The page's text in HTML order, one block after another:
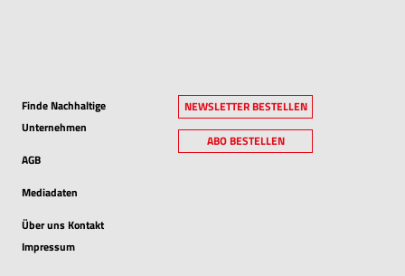
Finde Nachhaltige
Unternehmen
AGB
Mediadaten
Über uns Kontakt
Impressum
NEWSLETTER BESTELLEN
ABO BESTELLEN